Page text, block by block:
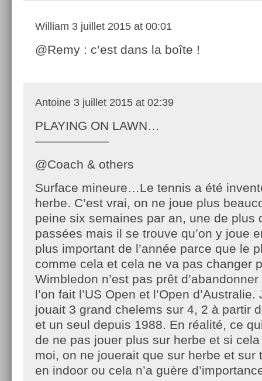
William 3 juillet 2015 at 00:01
@Remy : c’est dans la boîte !
Antoine 3 juillet 2015 at 02:39
PLAYING ON LAWN…
——————
@Coach & others
Surface mineure…Le tennis a été
herbe. C’est vrai, on ne joue plus
peine six semaines par an, une de plus
passées mais il se trouve qu’on y joue
plus important de l’année parce que le
comme cela et cela ne va pas changer
Wimbledon n’est pas prêt
l’on fait l’US Open et l’Open
jouait 3 grand chelems sur 4, 2 à partir
et un seul depuis 1988. En réalité, ce
de ne pas jouer plus sur herbe et si cela
moi, on ne jouerait que sur herbe et sur
en indoor ou cela n’a guère